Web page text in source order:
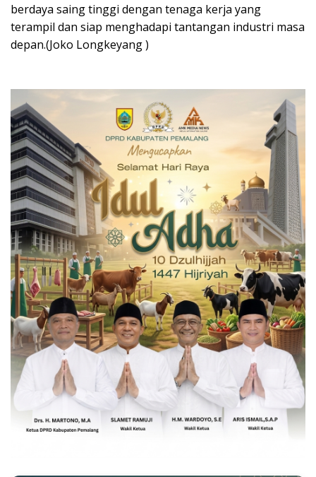
berdaya saing tinggi dengan tenaga kerja yang
terampil dan siap menghadapi tantangan industri masa
depan.(Joko Longkeyang )